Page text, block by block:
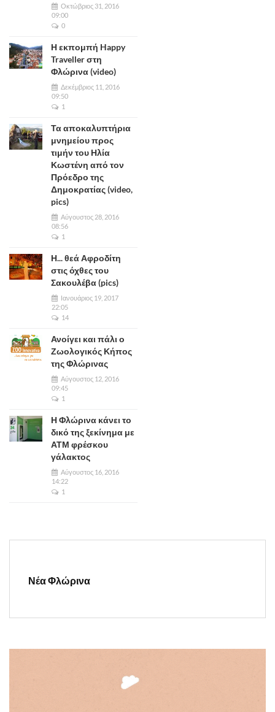
Οκτώβριος 31, 2016
09:00
0
Η εκπομπή Happy
Traveller στη
Φλώρινα (video)
Δεκέμβριος 11, 2016
09:50
1
Τα αποκαλυπτήρια
μνημείου προς
τιμήν του Ηλία
Κωστένη από τον
Πρόεδρο της
Δημοκρατίας (video,
pics)
Αύγουστος 28, 2016
08:56
1
Η... θεά Αφροδίτη
στις όχθες του
Σακουλέβα (pics)
Ιανουάριος 19, 2017
22:05
14
Ανοίγει και πάλι ο
Ζωολογικός Κήπος
της Φλώρινας
Αύγουστος 12, 2016
09:45
1
Η Φλώρινα κάνει το
δικό της ξεκίνημα με
ΑΤΜ φρέσκου
γάλακτος
Αύγουστος 16, 2016
14:22
1
Νέα Φλώρινα